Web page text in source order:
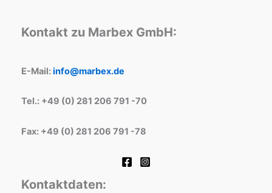
Kontakt zu Marbex GmbH:
E-Mail:info@marbex.de
Tel.: +49 (0) 281 206 791 -70
Fax: +49 (0) 281 206 791 -78
Kontaktdaten: